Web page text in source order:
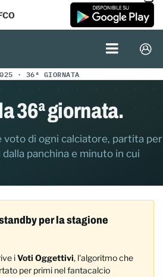
· 36ª GIORNATA
36ª giornata.
voto di ogni calciatore, partita per
panchina e minuto in cui
per la stagione
iVoti Oggettivi, l'algoritmo che
per primi nel fantacalcio